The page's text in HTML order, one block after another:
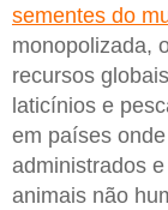
sementes do
monopolizada,
recursos
laticínios e
em países
administrados
animais não